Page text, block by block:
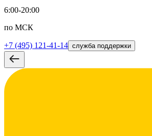
6:00-20:00
по МСК
+7 (495) 121-41-14 служба поддержки